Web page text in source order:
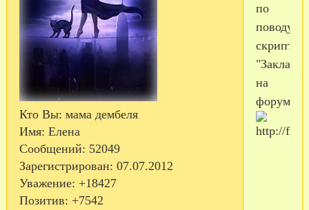
Кто Вы: мама дембеля
Имя: Елена
Сообщений: 52049
Зарегистрирован: 07.07.2012
Уважение: +18427
Позитив: +7542
по
поводу
скрипта
"Закладки
на